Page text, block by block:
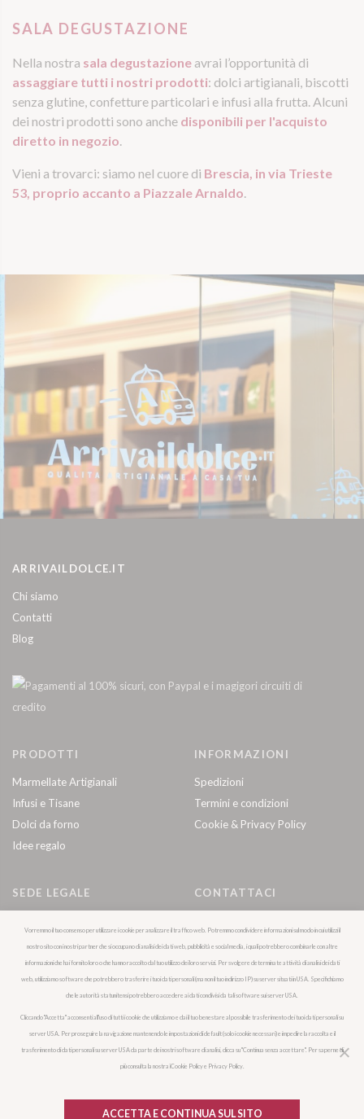
SALA DEGUSTAZIONE
Nella nostra sala degustazione avrai l’opportunità di
assaggiare tutti i nostri prodotti: dolci artigianali, biscotti
senza glutine, confetture particolari e infusi alla frutta. Alcuni
dei nostri prodotti sono anche disponibili per l'acquisto
diretto in negozio.
Vieni a trovarci: siamo nel cuore di Brescia, in via Trieste
53, proprio accanto a Piazzale Arnaldo.
ARRIVAILDOLCE.IT
Chi siamo
Contatti
Blog
PRODOTTI
Marmellate Artigianali
Infusi e Tisane
Dolci da forno
Idee regalo
INFORMAZIONI
Spedizioni
Termini e condizioni
Cookie & Privacy Policy
SEDE LEGALE
25124 Brescia (BS)
CONTATTACI
+39 328 128 2180
Facebook
Instagram
Disclaimer: tutte le immagini sono inserite a scopo illustrativo. I prodotti possono subire
Vorremmo il tuo consenso per utilizzare i cookie per analizzare il traffico web. Potremmo condividere informazioni sul modo in cui utilizzi il
nostro sito con i nostri partner che si occupano di analisi dei dati web, pubblicità e social media, i quali potrebbero combinarle con altre
informazioni che hai fornito loro o che hanno raccolto dal tuo utilizzo dei loro servizi. Per svolgere determinate attività di analisi dei dati
web, utilizziamo software che potrebbero trasferire i tuoi dati personali (ma non il tuo indirizzo IP) su server situati in USA. Specifichiamo
che le autorità statunitensi potrebbero accedere ai dati condivisi da tali software sui server USA.
Cliccando "Accetta" acconsenti all'uso di tutti i cookie che utilizziamo e dai il tuo benestare al possibile trasferimento dei tuoi dati personali su
server USA. Per proseguire la navigazione mantenendo le impostazioni di default (solo i cookie necessari) e impedire la raccolta e il
trasferimento di dati personali su server USA da parte dei nostri software di analisi, clicca su "Continua senza accettare". Per saperne di
più consulta la nostra ìCookie Policy e Privacy Policy.
ACCETTA E CONTINUA SUL SITO